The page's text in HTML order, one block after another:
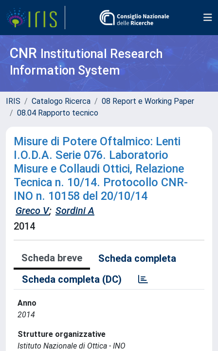
CNR Institutional Research
Information System
IRIS Catalogo Ricerca
08 Report e Working Paper
08.04 Rapporto tecnico
Misure di Potere Oftalmico: Lenti
I.O.D.A. Serie 076. Laboratorio
Misure e Collaudi Ottici, Relazione
Tecnica n. 10/14. Protocollo CNR-
INO n. 10158 del 20/10/14
Greco V; Sordini A
2014
Scheda breve
Scheda completa
Scheda completa (DC)
Anno
2014
Strutture organizzative
Istituto Nazionale di Ottica - INO